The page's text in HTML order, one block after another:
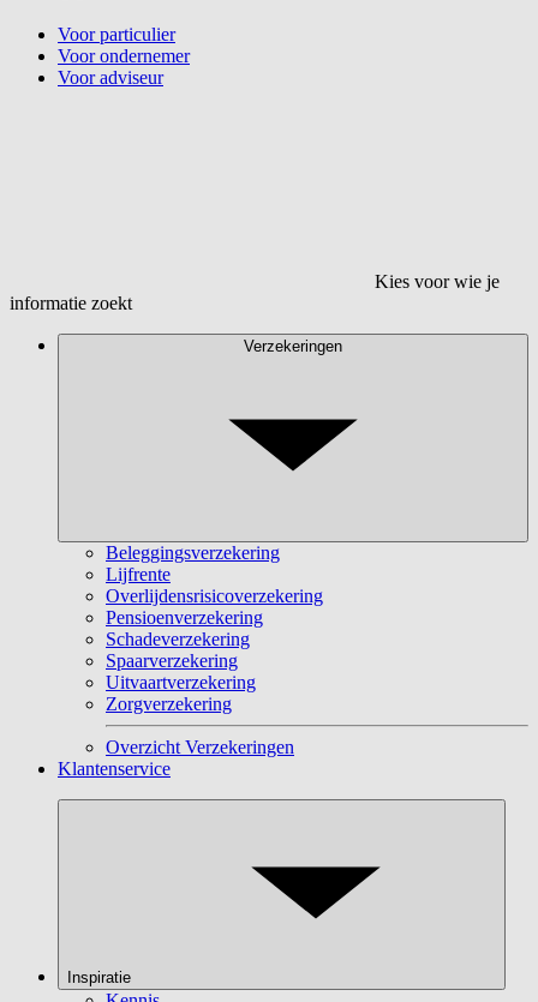
Voor particulier
Voor ondernemer
Voor adviseur
Kies voor wie je
informatie zoekt
Verzekeringen
Beleggingsverzekering
Lijfrente
Overlijdensrisicoverzekering
Pensioenverzekering
Schadeverzekering
Spaarverzekering
Uitvaartverzekering
Zorgverzekering
Overzicht Verzekeringen
Klantenservice
Inspiratie